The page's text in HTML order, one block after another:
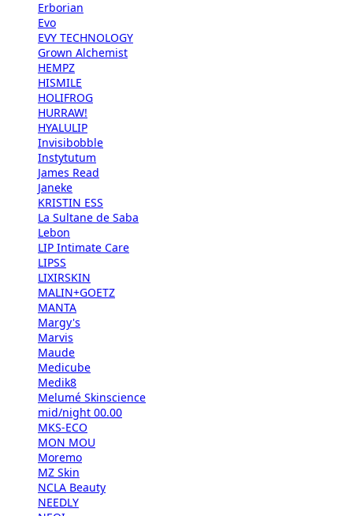
Erborian
Evo
EVY TECHNOLOGY
Grown Alchemist
HEMPZ
HISMILE
HOLIFROG
HURRAW!
HYALULIP
Invisibobble
Instytutum
James Read
Janeke
KRISTIN ESS
La Sultane de Saba
Lebon
LIP Intimate Care
LIPSS
LIXIRSKIN
MALIN+GOETZ
MANTA
Margy's
Marvis
Maude
Medicube
Medik8
Melumé Skinscience
mid/night 00.00
MKS-ECO
MON MOU
Moremo
MZ Skin
NCLA Beauty
NEEDLY